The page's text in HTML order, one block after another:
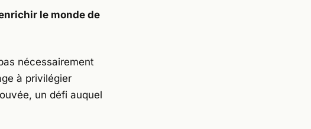
le monde de
nécessairement
à privilégier
un défi auquel